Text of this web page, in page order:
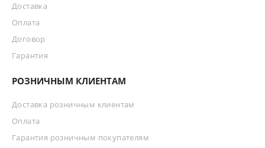
Доставка
Оплата
Договор
Гарантия
РОЗНИЧНЫМ КЛИЕНТАМ
Доставка розничным клиентам
Оплата
Гарантия розничным покупателям